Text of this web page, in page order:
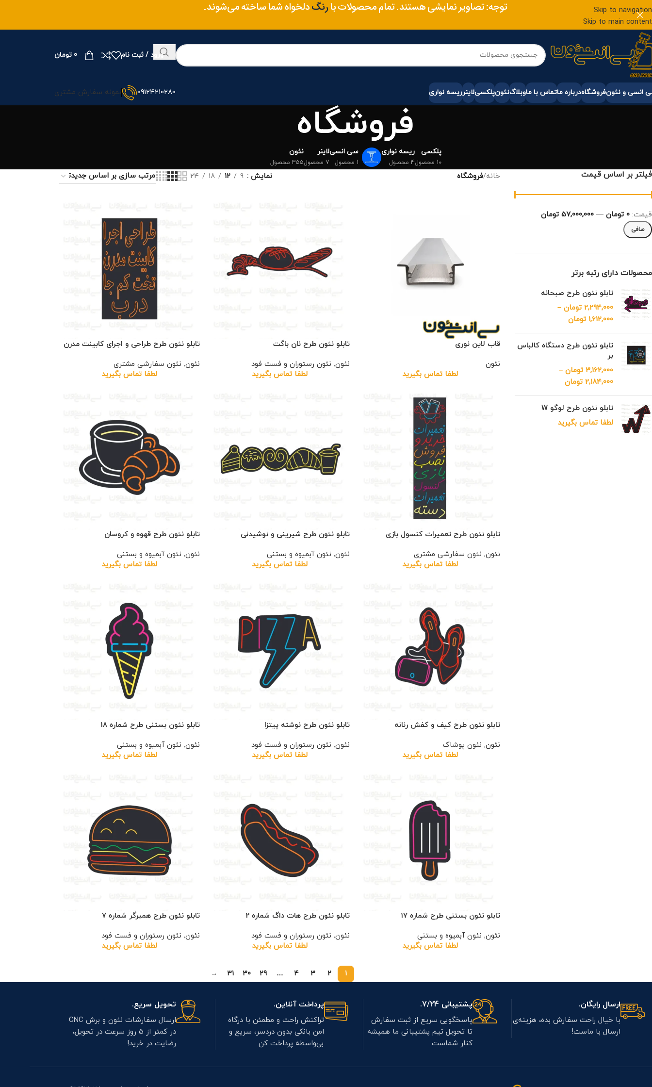
Skip to navigation
Skip to main content
توجه: تصاویر نمایشی هستند. تمام محصولات با رنگ
متریالدلخواه شما ساخته می‌شوند.
ورود / ثبت نام 0 تومان
انسی و نئونفروشگاهدرباره ماتماس با ماوبلاگنئونپلکسیلاینرریسه نواری 09124210280 نمونه سفارش مشتری
فروشگاه
پلکسی
10 محصول
ریسه نواری
4 محصول
سی انسی
1 محصول
لاینر
7 محصول
نئون
355 محصول
فیلتر بر اساس قیمت
صافی
قيمت: 0 تومان — 57,000,000 تومان
محصولات دارای رتبه برتر
تابلو نئون طرح صبحانه
2,294,000 تومان –
1,612,000 تومان
تابلو نئون طرح دستگاه کالباس
بر
3,162,000 تومان –
2,184,000 تومان
تابلو نئون طرح لوگو W
لطفا تماس بگیرید
خانه/فروشگاه نمایش 9
12
18
24
قاب لاین نوری
نئون
لطفا تماس بگیرید
تابلو نئون طرح نان باگت
نئون, نئون رستوران و فست فود
لطفا تماس بگیرید
تابلو نئون طرح طراحی و اجرای کابینت مدرن
نئون, نئون سفارشی مشتری
لطفا تماس بگیرید
تابلو نئون طرح تعمیرات کنسول بازی
نئون, نئون سفارشی مشتری
لطفا تماس بگیرید
تابلو نئون طرح شیرینی و نوشیدنی
نئون, نئون آبمیوه و بستنی
لطفا تماس بگیرید
تابلو نئون طرح قهوه و کروسان
نئون, نئون آبمیوه و بستنی
لطفا تماس بگیرید
تابلو نئون طرح کیف و کفش رنانه
نئون, نئون پوشاک
لطفا تماس بگیرید
تابلو نئون طرح نوشته پیتزا
نئون, نئون رستوران و فست فود
لطفا تماس بگیرید
تابلو نئون بستنی طرح شماره 18
نئون, نئون آبمیوه و بستنی
لطفا تماس بگیرید
تابلو نئون بستنی طرح شماره 17
نئون, نئون آبمیوه و بستنی
لطفا تماس بگیرید
تابلو نئون طرح هات داگ شماره 2
نئون, نئون رستوران و فست فود
لطفا تماس بگیرید
تابلو نئون طرح همبرگر شماره 7
نئون, نئون رستوران و فست فود
لطفا تماس بگیرید
1
2
3
4
…
29
30
31
→
ارسال رایگان.
با خیال راحت سفارش بده، هزینه‌ی
ارسال با ماست!
پشتیبانی 7/24.
پاسخگویی سریع از ثبت سفارش
تا تحویل تیم پشتیبانی ما همیشه
کنار شماست.
پرداخت آنلاین.
تراکنش راحت و مطمئن با درگاه
امن بانکی بدون دردسر، سریع و
بی‌واسطه پرداخت کن.
تحویل سریع.
ارسال سفارشات نئون و برش CNC
در کمتر از 5 روز سرعت در تحویل،
رضایت در خرید!